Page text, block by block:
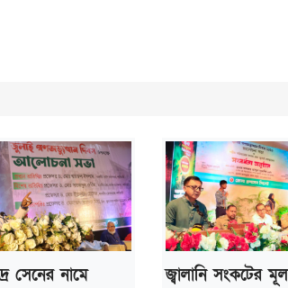
সেনের নামে
জ্বালানি সংকটের